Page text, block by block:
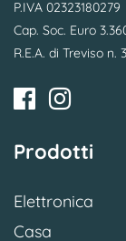
P.IVA 02323180279
Cap. Soc. Euro
R.E.A. di Treviso n.
Prodotti
Elettronica
Casa